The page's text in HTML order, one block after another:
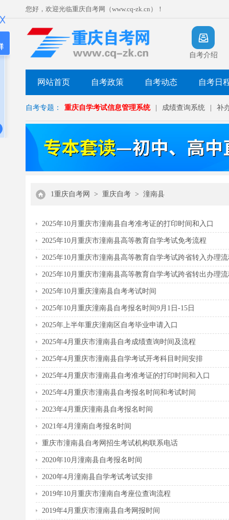
您好，欢迎光临重庆自考网（www.cq-zk.cn）！
自考介绍
网站首页 自考政策 自考动态 自考日
自考专题： 重庆自学考试信息管理系统 成绩查询系统 补
1重庆自考网 > 重庆自考 > 潼南县
2025年10月重庆市潼南县自考准考证的打印时间和入口
2025年10月重庆市潼南县高等教育自学考试免考流程
2025年10月重庆市潼南县高等教育自学考试跨省转入办理
2025年10月重庆市潼南县高等教育自学考试跨省转出办理
2025年10月重庆潼南县自考考试时间
2025年10月重庆潼南县自考报名时间9月1日-15日
2025年上半年重庆潼南区自考毕业申请入口
2025年4月重庆市潼南县自考成绩查询时间及流程
2025年4月重庆市潼南县自学考试开考科目时间安排
2025年4月重庆市潼南县自考准考证的打印时间和入口
2025年4月重庆市潼南县自考报名时间和考试时间
2023年4月重庆潼南县自考报名时间
2021年4月潼南自考报名时间
重庆市潼南县自考网招生考试机构联系电话
2020年10月潼南县自考报名时间
2020年4月潼南县自学考试考试安排
2019年10月重庆市潼南自考座位查询流程
2019年4月重庆市潼南县自考网报时间